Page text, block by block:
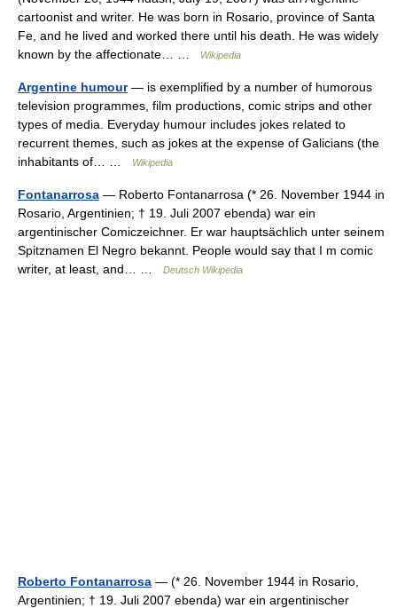
cartoonist and writer. He was born in Rosario, province of Santa
Fe, and he lived and worked there until his death. He was widely
known by the affectionate… …
Wikipedia
Argentine humour— is exemplified by a number of humorous
television programmes, film productions, comic strips and other
types of media. Everyday humour includes jokes related to
recurrent themes, such as jokes at the expense of Galicians (the
inhabitants of… …
Wikipedia
Fontanarrosa — Roberto Fontanarrosa (* 26. November 1944 in
Rosario, Argentinien; † 19. Juli 2007 ebenda) war ein
argentinischer Comiczeichner. Er war hauptsächlich unter seinem
Spitznamen El Negro bekannt. People would say that I m comic
writer, at least, and… …
Deutsch Wikipedia
Roberto Fontanarrosa — (* 26. November 1944 in Rosario,
Argentinien; † 19. Juli 2007 ebenda) war ein argentinischer